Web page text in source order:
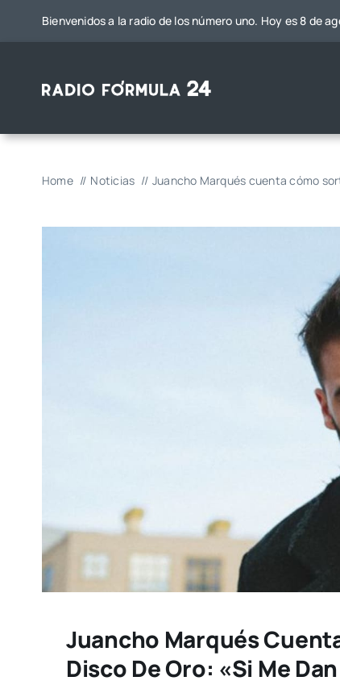
Bienvenidos a la radio de los número uno. Hoy es 8 de
Home Noticias Juancho Marqués cuenta cómo
Juancho Marqués
Disco De Oro: «Si Me